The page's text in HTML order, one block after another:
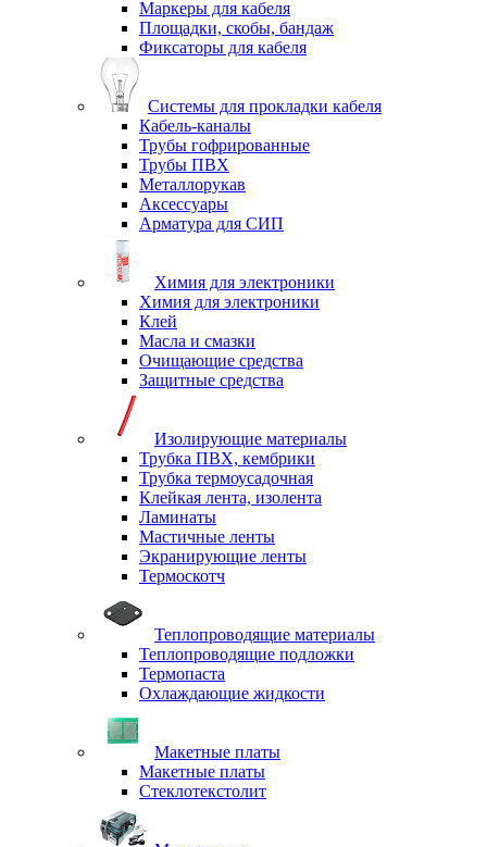
Маркеры для кабеля
Площадки, скобы, бандаж
Фиксаторы для кабеля
Системы для прокладки кабеля
Кабель-каналы
Трубы гофрированные
Трубы ПВХ
Металлорукав
Аксессуары
Арматура для СИП
Химия для электроники
Химия для электроники
Клей
Масла и смазки
Очищающие средства
Защитные средства
Изолирующие материалы
Трубка ПВХ, кембрики
Трубка термоусадочная
Клейкая лента, изолента
Ламинаты
Мастичные ленты
Экранирующие ленты
Термоскотч
Теплопроводящие материалы
Теплопроводящие подложки
Термопаста
Охлаждающие жидкости
Макетные платы
Макетные платы
Стеклотекстолит